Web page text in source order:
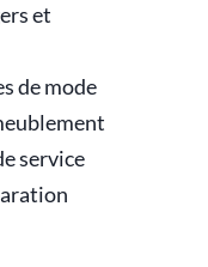
et
de mode
service